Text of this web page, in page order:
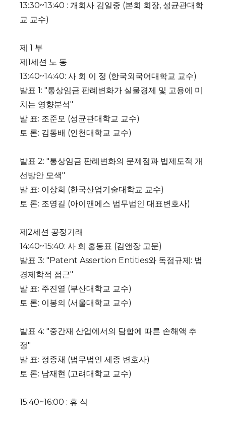
13:30~13:40 : 개회사 김일중 (본회 회장, 성균관대학
교 교수)
제 1 부
제1세션 노 동
13:40~14:40: 사 회 이 정 (한국외국어대학교 교수)
발표 1: "통상임금 판례변화가 실물경제 및 고용에 미
치는 영향분석"
발 표: 조준모 (성균관대학교 교수)
토 론: 김동배 (인천대학교 교수)
발표 2: "통상임금 판례변화의 문제점과 법제도적 개
선방안 모색"
발 표: 이상희 (한국산업기술대학교 교수)
토 론: 조영길 (아이앤에스 법무법인 대표변호사)
제2세션 공정거래
14:40~15:40: 사 회 홍동표 (김앤장 고문)
발표 3: "Patent Assertion Entities와 독점규제: 법
경제학적 접근"
발 표: 주진열 (부산대학교 교수)
토 론: 이봉의 (서울대학교 교수)
발표 4: "중간재 산업에서의 담합에 따른 손해액 추
정"
발 표: 정종채 (법무법인 세종 변호사)
토 론: 남재현 (고려대학교 교수)
15:40~16:00 : 휴 식